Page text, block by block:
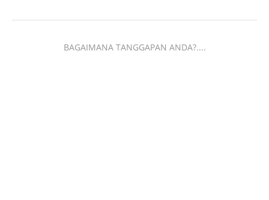
BAGAIMANA TANGGAPAN ANDA?....